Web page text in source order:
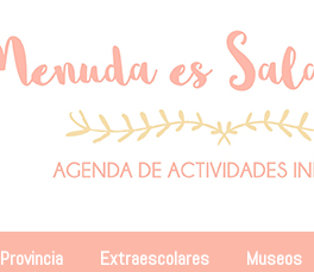
Provincia Extraescolares Museos